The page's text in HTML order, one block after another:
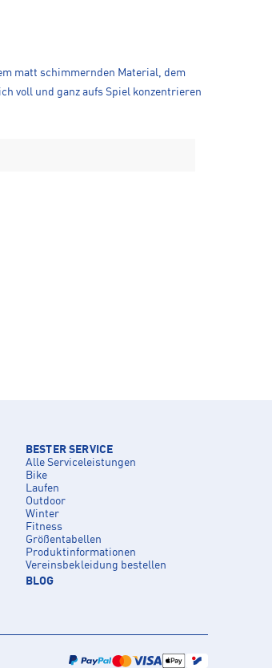
matt schimmernden Material, dem
voll und ganz aufs Spiel konzentrieren
BESTER SERVICE
Alle Serviceleistungen
Bike
Laufen
Outdoor
Winter
Fitness
Größentabellen
Produktinformationen
Vereinsbekleidung bestellen
BLOG